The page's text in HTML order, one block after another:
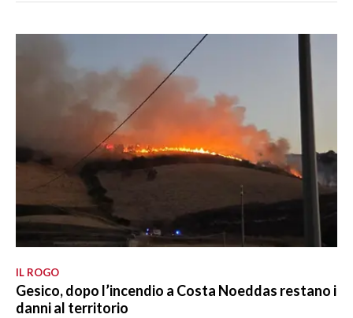
IL ROGO
Gesico, dopo l’incendio a Costa Noeddas restano i
danni al territorio